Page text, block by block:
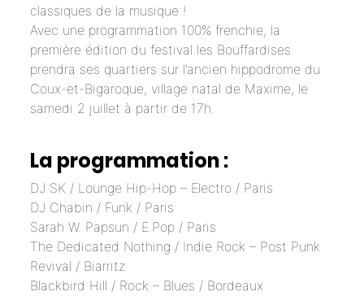
classiques de la musique !
Avec une programmation 100% frenchie, la
première édition du festival les Bouffardises
prendra ses quartiers sur l’ancien hippodrome du
Coux-et-Bigaroque, village natal de Maxime, le
samedi 2 juillet à partir de 17h.
La programmation :
DJ SK / Lounge Hip-Hop – Electro / Paris
DJ Chabin / Funk / Paris
Sarah W. Papsun / E.Pop / Paris
The Dedicated Nothing / Indie Rock – Post Punk
Revival / Biarritz
Blackbird Hill / Rock – Blues / Bordeaux